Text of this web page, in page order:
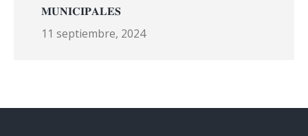
𝐌𝐔𝐍𝐈𝐂𝐈𝐏𝐀𝐋𝐄𝐒
11 septiembre, 2024